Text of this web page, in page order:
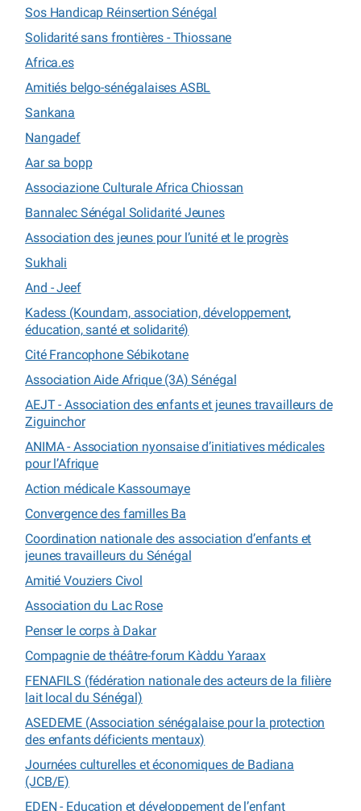
Sos Handicap Réinsertion Sénégal
Solidarité sans frontières - Thiossane
Africa.es
Amitiés belgo-sénégalaises ASBL
Sankana
Nangadef
Aar sa bopp
Associazione Culturale Africa Chiossan
Bannalec Sénégal Solidarité Jeunes
Association des jeunes pour l’unité et le progrès
Sukhali
And - Jeef
Kadess (Koundam, association, développement,
éducation, santé et solidarité)
Cité Francophone Sébikotane
Association Aide Afrique (3A) Sénégal
AEJT - Association des enfants et jeunes travailleurs de
Ziguinchor
ANIMA - Association nyonsaise d’initiatives médicales
pour l’Afrique
Action médicale Kassoumaye
Convergence des familles Ba
Coordination nationale des association d’enfants et
jeunes travailleurs du Sénégal
Amitié Vouziers Civol
Association du Lac Rose
Penser le corps à Dakar
Compagnie de théâtre-forum Kàddu Yaraax
FENAFILS (fédération nationale des acteurs de la filière
lait local du Sénégal)
ASEDEME (Association sénégalaise pour la protection
des enfants déficients mentaux)
Journées culturelles et économiques de Badiana
(JCB/E)
EDEN - Education et développement de l’enfant